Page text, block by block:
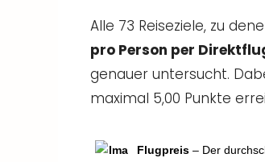
Alle 73 Reiseziele, zu
pro Person per
genauer untersucht.
maximal 5,00 Punkte
Flugpreis – Der